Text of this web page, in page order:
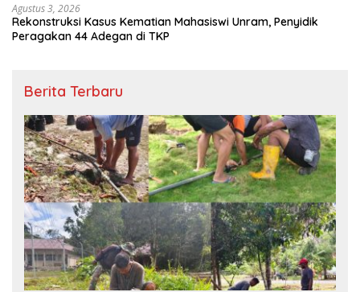
Agustus 3, 2026
Rekonstruksi Kasus Kematian Mahasiswi Unram, Penyidik
Peragakan 44 Adegan di TKP
Berita Terbaru